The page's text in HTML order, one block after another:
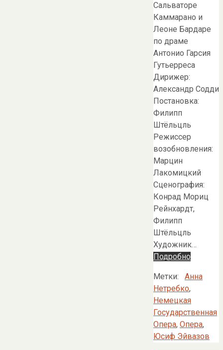
Сальваторе
Каммарано и
Леоне Бардаре
по драме
Антонио Гарсия
Гутьерреса
Дирижер:
Александр Содди
Постановка:
Филипп
Штёльцль
Режиссер
возобновления:
Марцин
Лакомицкий
Сценография:
Конрад Мориц
Рейнхардт,
Филипп
Штёльцль
Художник…
Подробно
Метки:
Анна
Нетребко,
Немецкая
Государственная
Опера, Опера,
Юсиф Эйвазов